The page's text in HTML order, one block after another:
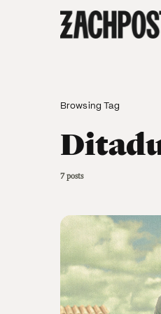
Browsing Tag
7 posts